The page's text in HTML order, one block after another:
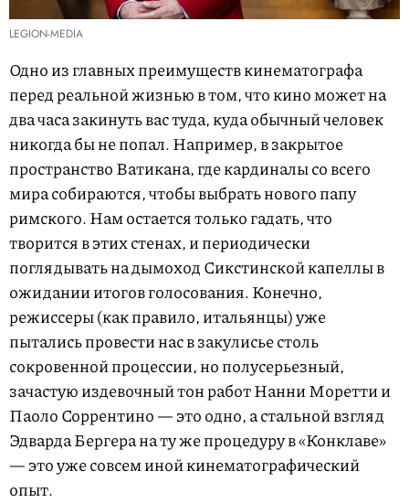
LEGION-MEDIA
Одно из главных преимуществ кинематографа
перед реальной жизнью в том, что кино может на
два часа закинуть вас туда, куда обычный человек
никогда бы не попал. Например, в закрытое
пространство Ватикана, где кардиналы со всего
мира собираются, чтобы выбрать нового папу
римского. Нам остается только гадать, что
творится в этих стенах, и периодически
поглядывать на дымоход Сикстинской капеллы в
ожидании итогов голосования. Конечно,
режиссеры (как правило, итальянцы) уже
пытались провести нас в закулисье столь
сокровенной процессии, но полусерьезный,
зачастую издевочный тон работ Нанни Моретти и
Паоло Соррентино — это одно, а стальной взгляд
Эдварда Бергера на ту же процедуру в «Конклаве»
— это уже совсем иной кинематографический
опыт.